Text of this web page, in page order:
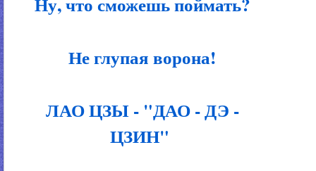
Не глупая ворона!
ЛАО ЦЗЫ - "ДАО - ДЭ -
ЦЗИН"